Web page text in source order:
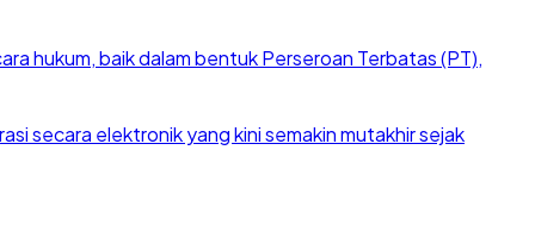
hukum, baik dalam bentuk Perseroan Terbatas (PT),
secara elektronik yang kini semakin mutakhir sejak